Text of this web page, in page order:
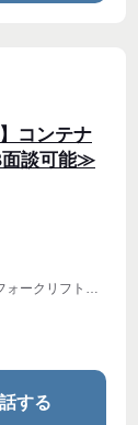
コンテナ
面談可能≫
クリフト等)
する